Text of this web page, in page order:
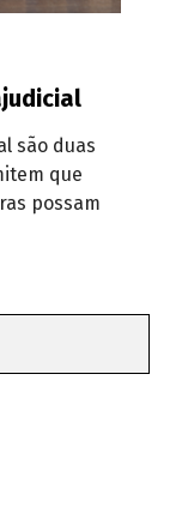
são duas
que
possam